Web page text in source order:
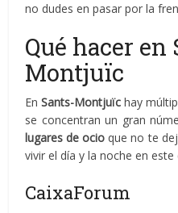
no dudes en pasar por la
Qué hacer en
Montjuïc
En Sants-Montjuïchay
se concentran un gran
lugares de ocio que no te
vivir el día y la noche en
CaixaForum